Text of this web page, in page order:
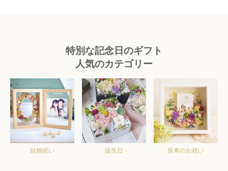
特別な記念日のギフト
人気のカテゴリー
結婚祝い 誕生日 長寿のお祝い